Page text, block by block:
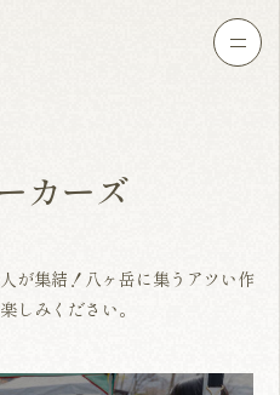
カーズ
が集結！八ヶ岳に集うアツい作
しみください。